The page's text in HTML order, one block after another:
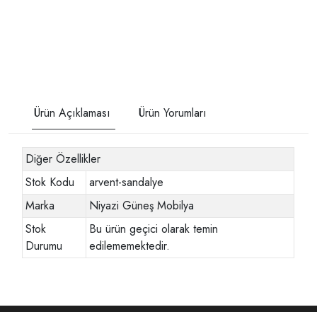
Ürün Açıklaması Ürün Yorumları
Diğer Özellikler
Stok Kodu
arvent-sandalye
Marka
Niyazi Güneş Mobilya
Stok
Durumu
Bu ürün geçici olarak temin
edilememektedir.